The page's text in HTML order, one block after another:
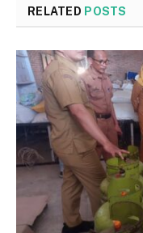
RELATED POSTS